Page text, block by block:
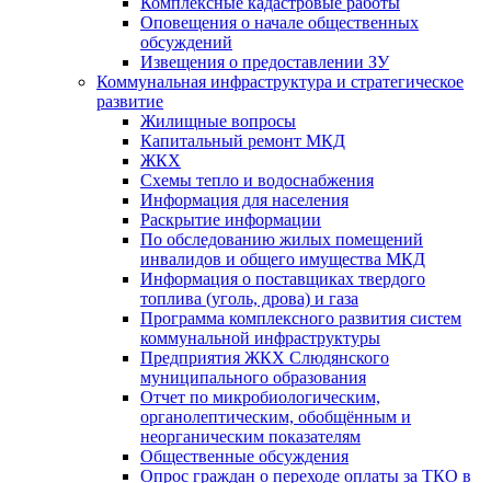
Оповещения о начале общественных
обсуждений
Извещения о предоставлении ЗУ
Коммунальная инфраструктура и стратегическое
развитие
Жилищные вопросы
Капитальный ремонт МКД
ЖКХ
Схемы тепло и водоснабжения
Информация для населения
Раскрытие информации
По обследованию жилых помещений
инвалидов и общего имущества МКД
Информация о поставщиках твердого
топлива (уголь, дрова) и газа
Программа комплексного развития систем
коммунальной инфраструктуры
Предприятия ЖКХ Слюдянского
муниципального образования
Отчет по микробиологическим,
органолептическим, обобщённым и
неорганическим показателям
Общественные обсуждения
Опрос граждан о переходе оплаты за ТКО в